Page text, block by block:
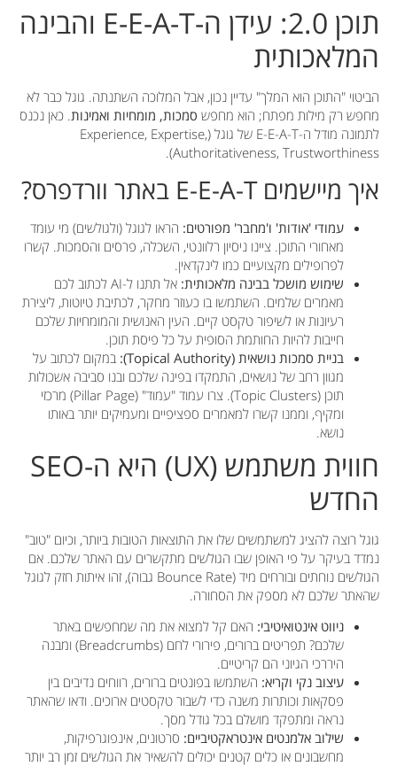
תוכן 2.0: עידן ה-E-E-A-T והבינה
המלאכותית
הביטוי "התוכן הוא המלך" עדיין נכון, אבל המלוכה השתנתה. גוגל כבר לא
מחפש רק מילות מפתח; הוא מחפש סמכות, מומחיות ואמינות. כאן נכנס
לתמונה מודל ה-E-E-A-T של גוגל (Experience, Expertise,
Authoritativeness, Trustworthiness).
איך מיישמים E-E-A-T באתר וורדפרס?
עמודי 'אודות' ו'מחבר' מפורטים: הראו לגוגל (ולגולשים) מי עומד
מאחורי התוכן. ציינו ניסיון רלוונטי, השכלה, פרסים והסמכות. קשרו
לפרופילים מקצועיים כמו לינקדאין.
שימוש מושכל בבינה מלאכותית:
אל תתנו ל-AI לכתוב לכם
מאמרים שלמים. השתמשו בו כעוזר מחקר, לכתיבת טיוטות, ליצירת
רעיונות או לשיפור טקסט קיים. העין האנושית והמומחיות שלכם
חייבות להיות החותמת הסופית על כל פיסת תוכן.
בניית סמכות נושאית (Topical Authority):
במקום לכתוב על
מגוון רחב של נושאים, התמקדו בפינה שלכם ובנו סביבה אשכולות
תוכן (Topic Clusters). צרו עמוד "עמוד" (Pillar Page) מרכזי
ומקיף, וממנו קשרו למאמרים ספציפיים ומעמיקים יותר באותו
נושא.
חווית משתמש (UX) היא ה-SEO
החדש
גוגל רוצה להציג למשתמשים שלו את התוצאות הטובות ביותר, וכיום "טוב"
נמדד בעיקר על פי האופן שבו הגולשים מתקשרים עם האתר שלכם. אם
הגולשים נוחתים ובורחים מיד (Bounce Rate גבוה), זהו איתות חזק לגוגל
שהאתר שלכם לא מספק את הסחורה.
ניווט אינטואיטיבי: האם קל למצוא את מה שמחפשים באתר
שלכם? תפריטים ברורים, פירורי לחם (Breadcrumbs) ומבנה
היררכי הגיוני הם קריטיים.
עיצוב נקי וקריא: השתמשו בפונטים ברורים, רווחים נדיבים בין
פסקאות וכותרות משנה כדי לשבור טקסטים ארוכים. ודאו שהאתר
נראה ומתפקד מושלם בכל גודל מסך.
שילוב אלמנטים אינטראקטיביים: סרטונים, אינפוגרפיקות,
מחשבונים או כלים קטנים יכולים להשאיר את הגולשים זמן רב יותר